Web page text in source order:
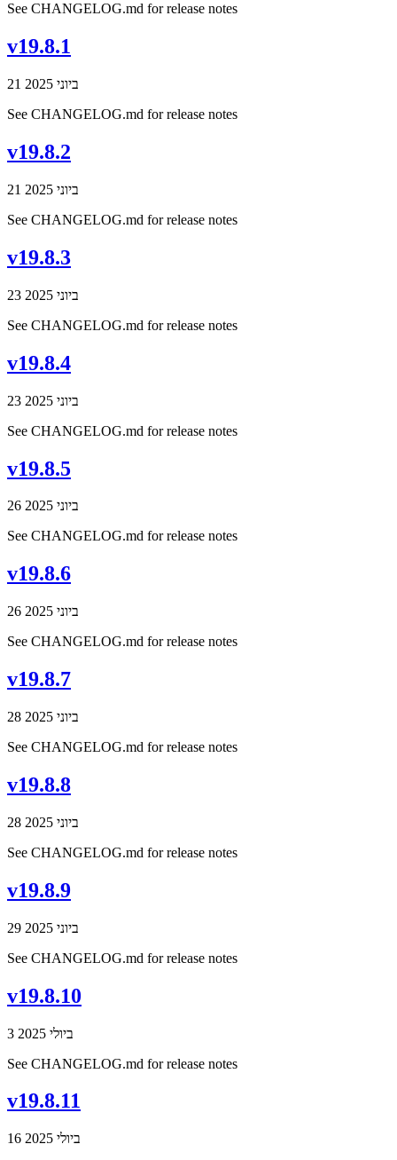
See CHANGELOG.md for release notes
v19.8.1
21 ביוני 2025
See CHANGELOG.md for release notes
v19.8.2
21 ביוני 2025
See CHANGELOG.md for release notes
v19.8.3
23 ביוני 2025
See CHANGELOG.md for release notes
v19.8.4
23 ביוני 2025
See CHANGELOG.md for release notes
v19.8.5
26 ביוני 2025
See CHANGELOG.md for release notes
v19.8.6
26 ביוני 2025
See CHANGELOG.md for release notes
v19.8.7
28 ביוני 2025
See CHANGELOG.md for release notes
v19.8.8
28 ביוני 2025
See CHANGELOG.md for release notes
v19.8.9
29 ביוני 2025
See CHANGELOG.md for release notes
v19.8.10
3 ביולי 2025
See CHANGELOG.md for release notes
v19.8.11
16 ביולי 2025